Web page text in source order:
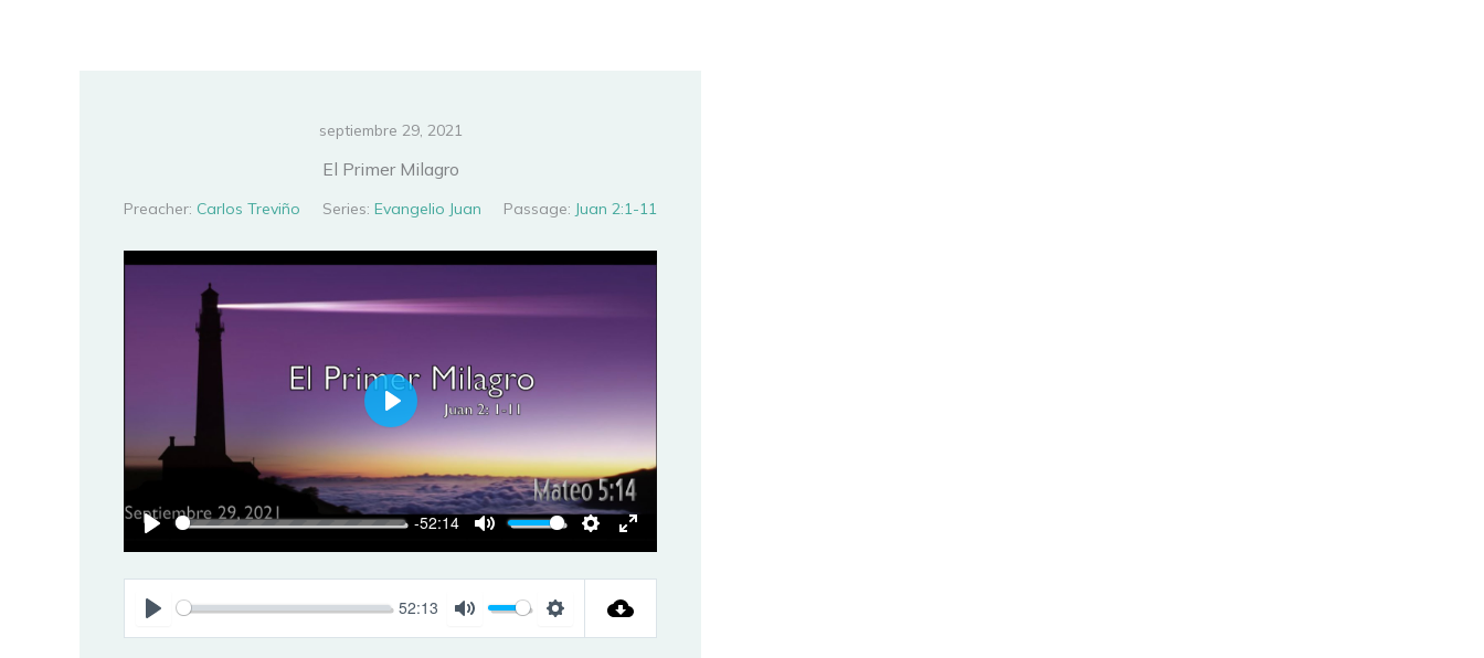
septiembre 29, 2021
El Primer Milagro
Preacher: Carlos Treviño Series: Evangelio Juan Passage: Juan 2:1-11
PLAY
-52:14
MUTE SETTINGS
ENTER
FULLSCREEN
PLAY
PLAY
52:13
MUTE SETTINGS